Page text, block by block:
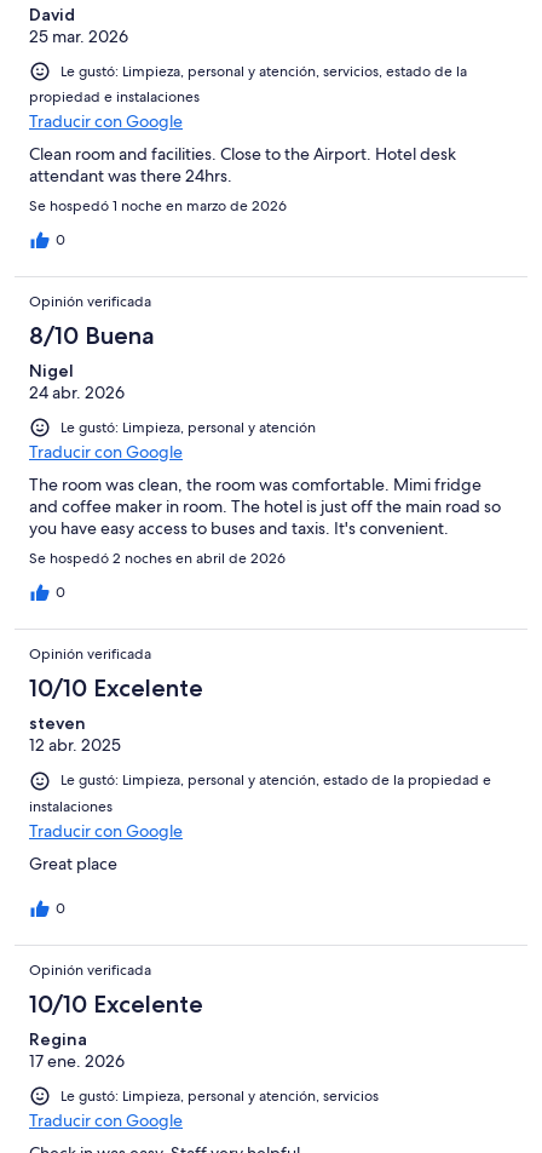
David
25 mar. 2026
Le gustó: Limpieza, personal y atención, servicios, estado de la
propiedad e instalaciones
Traducir con Google
Clean room and facilities. Close to the Airport. Hotel desk
attendant was there 24hrs.
Se hospedó 1 noche en marzo de 2026
0
Opinión verificada
8/10 Buena
Nigel
24 abr. 2026
Le gustó: Limpieza, personal y atención
Traducir con Google
The room was clean, the room was comfortable. Mimi fridge
and coffee maker in room. The hotel is just off the main road so
you have easy access to buses and taxis. It's convenient.
Se hospedó 2 noches en abril de 2026
0
Opinión verificada
10/10 Excelente
steven
12 abr. 2025
Le gustó: Limpieza, personal y atención, estado de la propiedad e
instalaciones
Traducir con Google
Great place
0
Opinión verificada
10/10 Excelente
Regina
17 ene. 2026
Le gustó: Limpieza, personal y atención, servicios
Traducir con Google